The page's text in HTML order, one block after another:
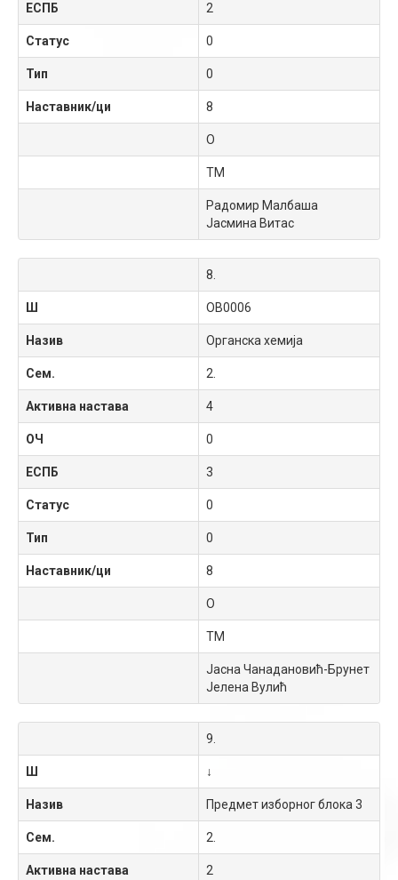
ЕСПБ 2
Статус 0
Тип 0
Наставник/ци 8
О
ТМ
Радомир Малбаша
Јасмина Витас
8.
Ш OB0006
Назив Органска хемија
Сем. 2.
Активна настава 4
ОЧ 0
ЕСПБ 3
Статус 0
Тип 0
Наставник/ци 8
О
ТМ
Јасна Чанадановић-Брунет
Јелена Вулић
9.
Ш ↓
Назив Предмет изборног блока 3
Сем. 2.
Активна настава 2